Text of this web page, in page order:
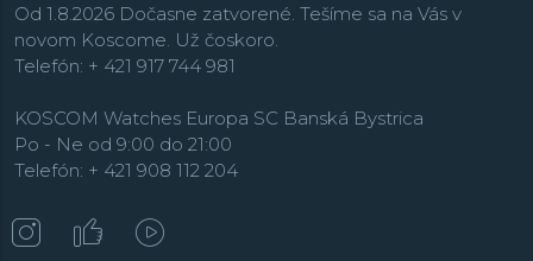
Od 1.8.2026 Dočasne zatvorené. Tešíme sa na Vás v
novom Koscome. Už čoskoro.
Telefón: + 421 917 744 981
KOSCOM Watches Europa SC Banská Bystrica
Po - Ne od 9:00 do 21:00
Telefón: + 421 908 112 204